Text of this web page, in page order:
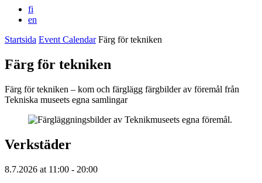
fi
en
Startsida Event Calendar Färg för tekniken
Färg för tekniken
Färg för tekniken – kom och färglägg färgbilder av föremål från
Tekniska museets egna samlingar
Verkstäder
8.7.2026 at 11:00 - 20:00